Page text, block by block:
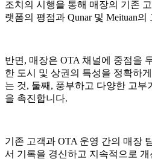
조치의 시행을 통해 매장의 기존
랫폼의 평점과 Qunar 및 Meituan
반면, 매장은 OTA 채널에 중점을
한 도시 및 상권의 특성을 정확하
는 것, 둘째, 풍부하고 다양한 고
을 촉진합니다.
기존 고객과 OTA 운영 간의 매장
서 기록을 경신하고 지속적으로